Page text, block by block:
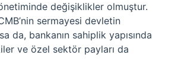
değişiklikler olmuştur.
sermayesi devletin
da, bankanın sahiplik yapısında
ve özel sektör payları da